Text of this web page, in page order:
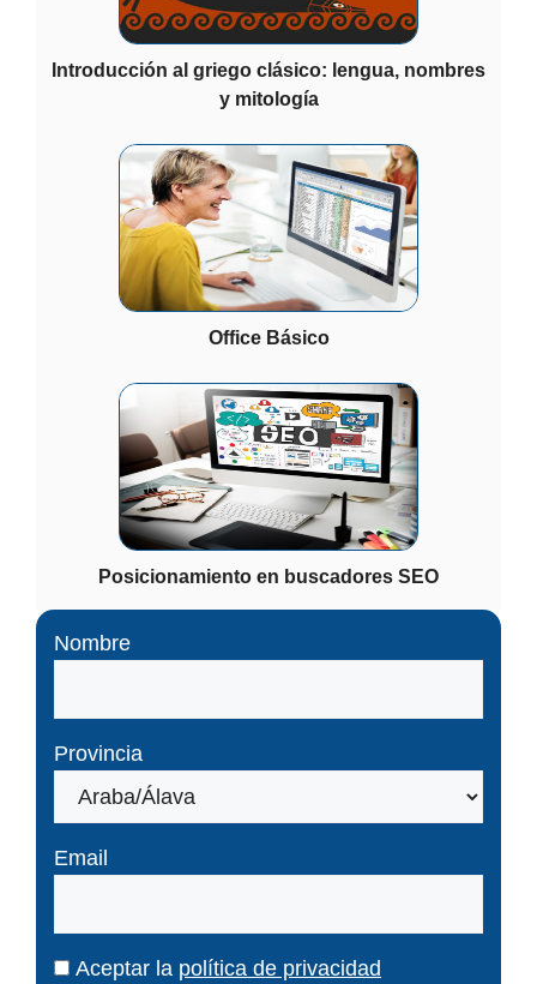
Introducción al griego clásico: lengua, nombres
y mitología
Office Básico
Posicionamiento en buscadores SEO
Nombre
Provincia
Email
Aceptar la política de privacidad